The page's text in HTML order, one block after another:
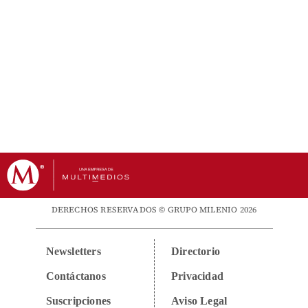
DERECHOS RESERVADOS © GRUPO MILENIO 2026
Newsletters
Contáctanos
Suscripciones
Directorio
Privacidad
Aviso Legal